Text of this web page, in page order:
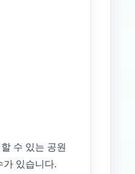
수 있는 공원
가 있습니다.